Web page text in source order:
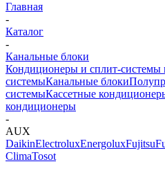
Главная
-
Каталог
-
Канальные блоки
Кондиционеры и сплит-системы
системыКанальные блоки
системыКассетные
кондиционеры
-
AUX
DаikinElectroluxEnergoluxFujitsu
ClimaTosot